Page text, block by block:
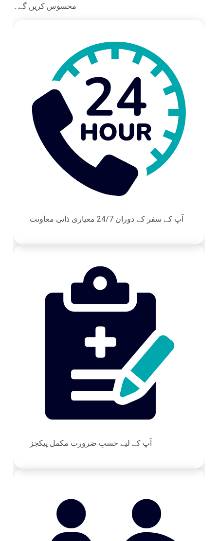
محسوس کریں گے۔
آپ کے سفر کے دوران 24/7 معیاری ذاتی معاونت
آپ کے لیے حسبِ ضرورت مکمل پیکجز